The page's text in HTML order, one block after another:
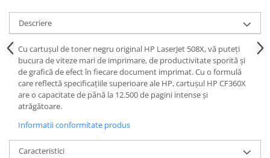
Descriere
Cu cartușul de toner negru original HP LaserJet 508X, vă puteți
bucura de viteze mari de imprimare, de productivitate sporită și
de grafică de efect în fiecare document imprimat. Cu o formulă
care reflectă specificațiile superioare ale HP, cartușul HP CF360X
are o capacitate de până la 12.500 de pagini intense și
atrăgătoare.
Informatii conformitate produs
Caracteristici